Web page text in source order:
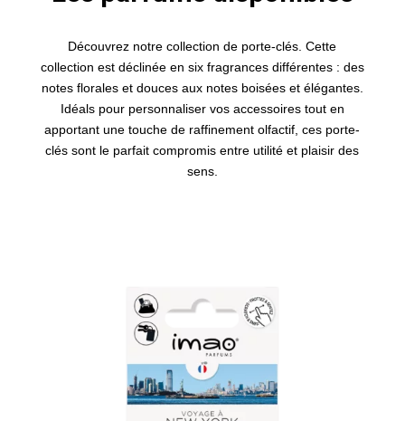
Découvrez notre collection de porte-clés. Cette
collection est déclinée en six fragrances différentes : des
notes florales et douces aux notes boisées et élégantes.
Idéals pour personnaliser vos accessoires tout en
apportant une touche de raffinement olfactif, ces porte-
clés sont le parfait compromis entre utilité et plaisir des
sens.